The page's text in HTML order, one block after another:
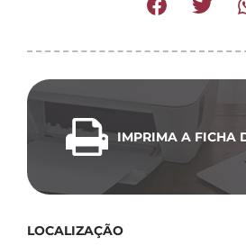
IMPRIMA A FICHA
LOCALIZAÇÃO